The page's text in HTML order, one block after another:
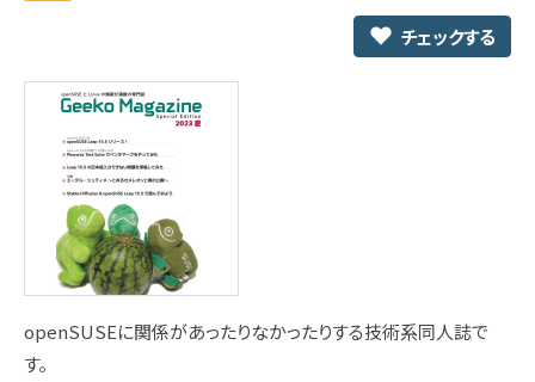
チェックする
openSUSEに関係があったりなかったりする技術系同人誌で
す。